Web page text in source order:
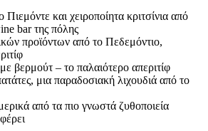
και χειροποίητα κριτσίνια από
bar της πόλης
προϊόντων από το Πεδεμόντιο,
βερμούτ – το παλαιότερο απεριτίφ
μια παραδοσιακή λιχουδιά από το
από τα πιο γνωστά ζυθοποιεία